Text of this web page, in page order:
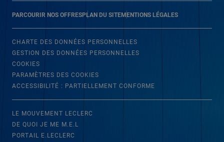
PARCOURIR NOS OFFRESPLAN DU SITEMENTIONS LÉGALES
CHARTE DES DONNÉES PERSONNELLES
GESTION DES DONNÉES PERSONNELLES
COOKIES
PARAMÈTRES DES COOKIES
ACCESSIBILITÉ : PARTIELLEMENT CONFORME
LE MOUVEMENT LECLERC
DE QUOI JE ME M.E.L
PORTAIL E.LECLERC